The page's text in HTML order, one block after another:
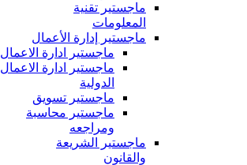
ماجستير تقنية
المعلومات
ماجستير إدارة الأعمال
ماجستير ادارة الاعمال
ماجستير ادارة الاعمال
الدولية
ماجستير تسويق
ماجستير محاسبة
ومراجعه
ماجستير الشريعة
والقانون